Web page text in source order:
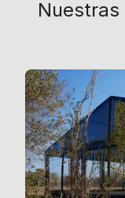
Nuestras